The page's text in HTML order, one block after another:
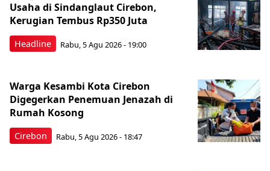
Headline
Usaha di Sindanglaut Cirebon,
Kerugian Tembus Rp350 Juta
Rabu, 5 Agu 2026 - 19:00
Cirebon
Warga Kesambi Kota Cirebon
Digegerkan Penemuan Jenazah di
Rumah Kosong
Rabu, 5 Agu 2026 - 18:47